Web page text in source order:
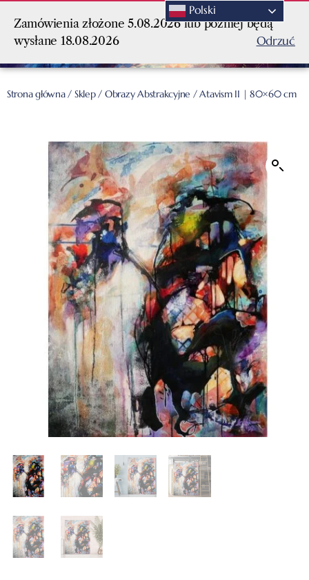
Zamówienia złożone 5.08.2026 lub później będą
wysłane 18.08.2026
Odrzuć
Strona główna/ Sklep/ Obrazy Abstrakcyjne / Atavism II | 80×60 cm
Polski